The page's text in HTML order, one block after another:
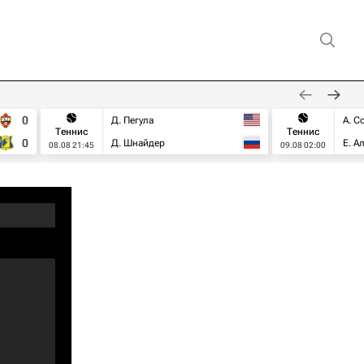
0
0
Теннис
08.08 21:45
Д. Пегула
Д. Шнайдер
Теннис
09.08 02:00
А.
Е.